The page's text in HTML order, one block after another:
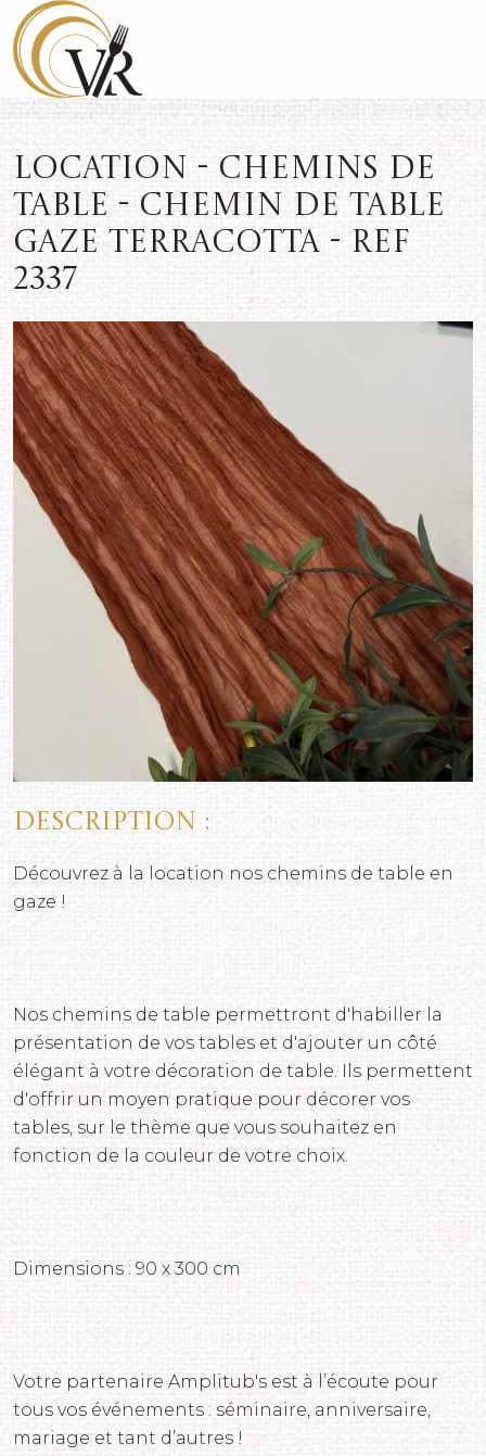
Location - Chemins de
table - Chemin de table
gaze Terracotta - REF
2337
Description :
Découvrez à la location nos chemins de table en
gaze !
Nos chemins de table permettront d'habiller la
présentation de vos tables et d'ajouter un côté
élégant à votre décoration de table. Ils permettent
d'offrir un moyen pratique pour décorer vos
tables, sur le thème que vous souhaitez en
fonction de la couleur de votre choix.
Dimensions : 90 x 300 cm
Votre partenaire Amplitub's est à l’écoute pour
tous vos événements : séminaire, anniversaire,
mariage et tant d’autres !